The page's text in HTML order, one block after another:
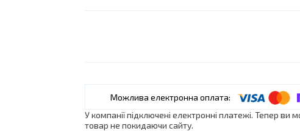
У компанії підключені електронні платежі. Тепер ви
товар не покидаючи сайту.